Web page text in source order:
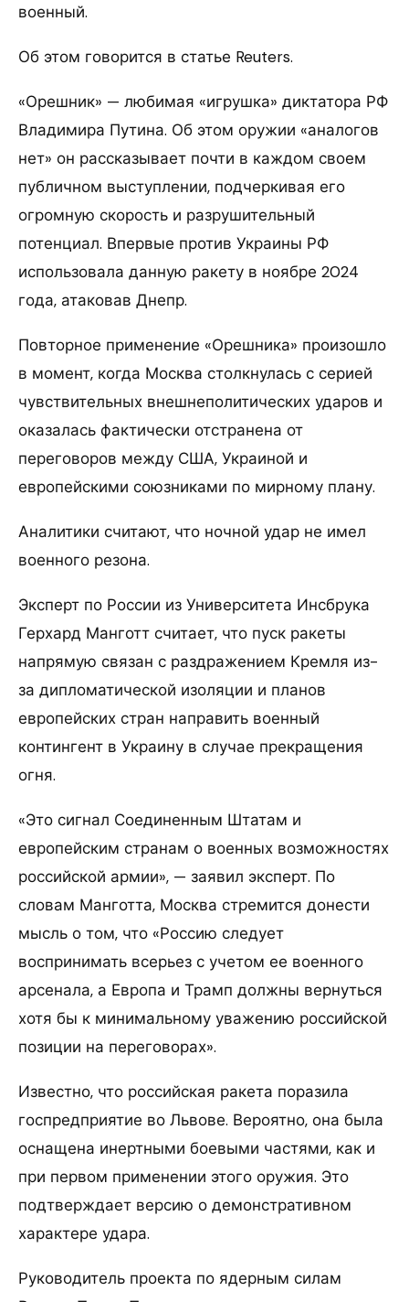
военный.
Об этом говорится в статье Reuters.
«Орешник» — любимая «игрушка» диктатора РФ
Владимира Путина. Об этом оружии «аналогов
нет» он рассказывает почти в каждом своем
публичном выступлении, подчеркивая его
огромную скорость и разрушительный
потенциал. Впервые против Украины РФ
использовала данную ракету в ноябре 2024
года, атаковав Днепр.
Повторное применение «Орешника» произошло
в момент, когда Москва столкнулась с серией
чувствительных внешнеполитических ударов и
оказалась фактически отстранена от
переговоров между США, Украиной и
европейскими союзниками по мирному плану.
Аналитики считают, что ночной удар не имел
военного резона.
Эксперт по России из Университета Инсбрука
Герхард Манготт считает, что пуск ракеты
напрямую связан с раздражением Кремля из-
за дипломатической изоляции и планов
европейских стран направить военный
контингент в Украину в случае прекращения
огня.
«Это сигнал Соединенным Штатам и
европейским странам о военных возможностях
российской армии», — заявил эксперт. По
словам Манготта, Москва стремится донести
мысль о том, что «Россию следует
воспринимать всерьез с учетом ее военного
арсенала, а Европа и Трамп должны вернуться
хотя бы к минимальному уважению российской
позиции на переговорах».
Известно, что российская ракета поразила
госпредприятие во Львове. Вероятно, она была
оснащена инертными боевыми частями, как и
при первом применении этого оружия. Это
подтверждает версию о демонстративном
характере удара.
Руководитель проекта по ядерным силам